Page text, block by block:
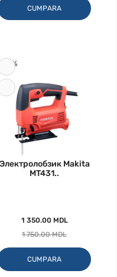
CUMPARA
Электролобзик Makita
MT431..
1 350.00 MDL
1 750.00 MDL
CUMPARA